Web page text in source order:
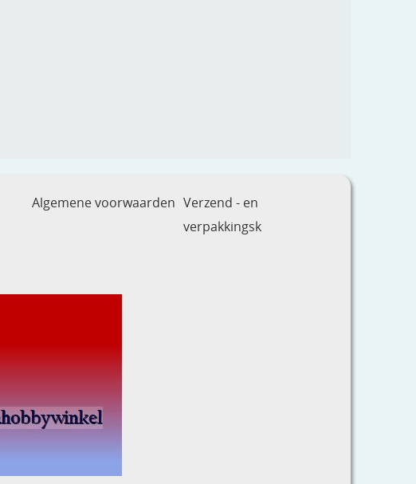
Algemene voorwaarden Verzend - en
verpakkingsk